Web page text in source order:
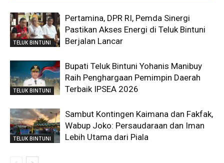
TELUK BINTUNI
Pertamina, DPR RI, Pemda Sinergi
Pastikan Akses Energi di Teluk Bintuni
Berjalan Lancar
TELUK BINTUNI
Bupati Teluk Bintuni Yohanis Manibuy
Raih Penghargaan Pemimpin Daerah
Terbaik IPSEA 2026
TELUK BINTUNI
Sambut Kontingen Kaimana dan Fakfak,
Wabup Joko: Persaudaraan dan Iman
Lebih Utama dari Piala